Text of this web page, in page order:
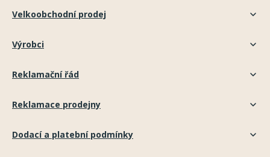
Velkoobchodní prodej
Výrobci
Reklamační řád
Reklamace prodejny
Dodací a platební podmínky